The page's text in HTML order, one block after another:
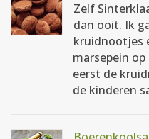
Zelf
dan ooit. Ik
kruidnootjes
marsepein
eerst de
de kinderen